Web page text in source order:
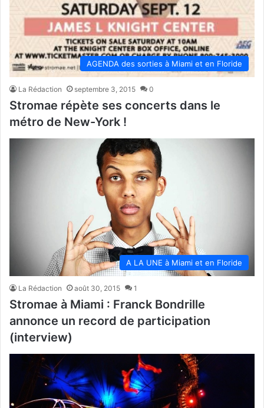
AGENDA des sorties à Miami et en Floride
La Rédaction septembre 3, 2015 0
Stromae répète ses concerts dans le
métro de New-York !
A LA UNE à Miami et en Floride
La Rédaction août 30, 2015 1
Stromae à Miami : Franck Bondrille
annonce un record de participation
(interview)